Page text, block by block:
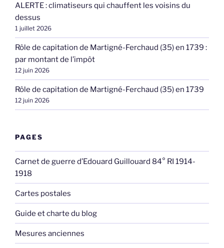
ALERTE : climatiseurs qui chauffent les voisins du
dessus
1 juillet 2026
Rôle de capitation de Martigné-Ferchaud (35) en 1739 :
par montant de l’impôt
12 juin 2026
Rôle de capitation de Martigné-Ferchaud (35) en 1739
12 juin 2026
PAGES
Carnet de guerre d’Edouard Guillouard 84° RI 1914-
1918
Cartes postales
Guide et charte du blog
Mesures anciennes